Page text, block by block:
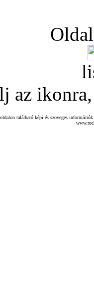
az ikonra,
található képi és szöveges információk